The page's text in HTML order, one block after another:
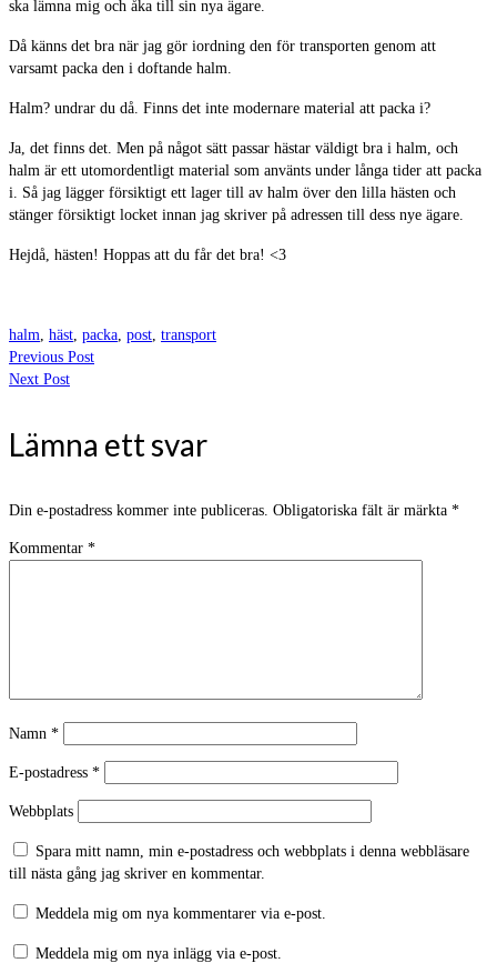
ska lämna mig och åka till sin nya ägare.
Då känns det bra när jag gör iordning den för transporten genom att
varsamt packa den i doftande halm.
Halm? undrar du då. Finns det inte modernare material att packa i?
Ja, det finns det. Men på något sätt passar hästar väldigt bra i halm, och
halm är ett utomordentligt material som använts under långa tider att packa
i. Så jag lägger försiktigt ett lager till av halm över den lilla hästen och
stänger försiktigt locket innan jag skriver på adressen till dess nye ägare.
Hejdå, hästen! Hoppas att du får det bra! <3
halm, häst, packa, post, transport
Previous Post
Next Post
Lämna ett svar
Din e-postadress kommer inte publiceras. Obligatoriska fält är märkta *
Kommentar *
Namn *
E-postadress *
Webbplats
Spara mitt namn, min e-postadress och webbplats i denna webbläsare
till nästa gång jag skriver en kommentar.
Meddela mig om nya kommentarer via e-post.
Meddela mig om nya inlägg via e-post.